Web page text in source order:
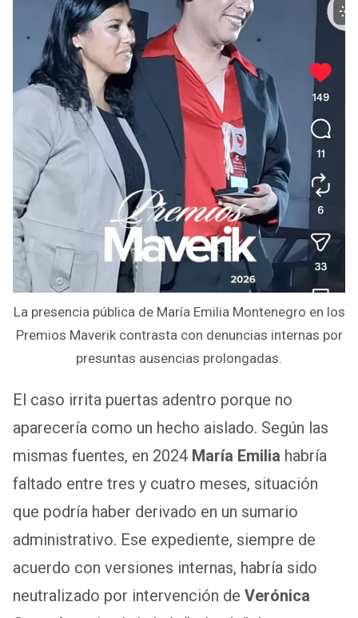
La presencia pública de María Emilia Montenegro en los
Premios Maverik contrasta con denuncias internas por
presuntas ausencias prolongadas.
El caso irrita puertas adentro porque no
aparecería como un hecho aislado. Según las
mismas fuentes, en 2024 María Emilia habría
faltado entre tres y cuatro meses, situación
que podría haber derivado en un sumario
administrativo. Ese expediente, siempre de
acuerdo con versiones internas, habría sido
neutralizado por intervención de Verónica